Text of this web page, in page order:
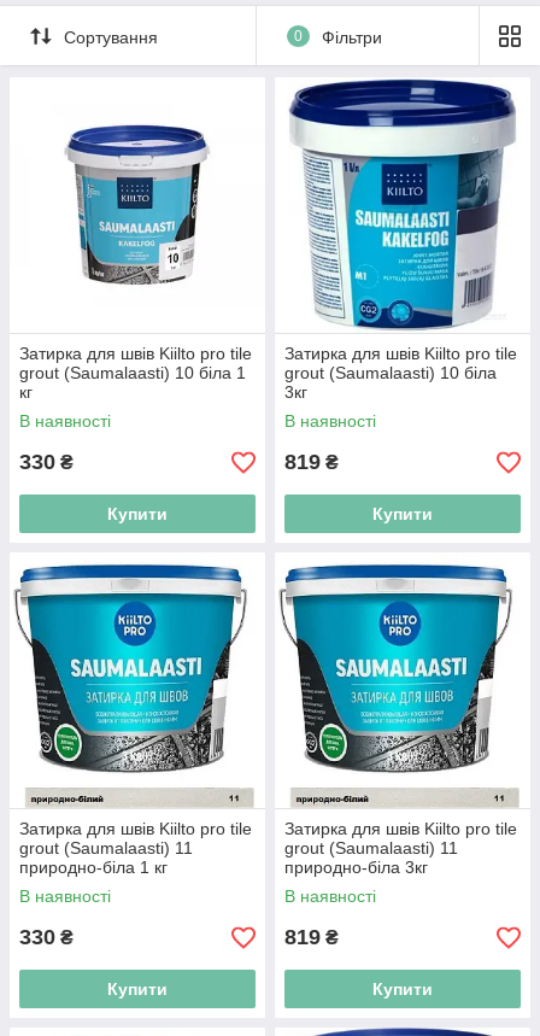
Сортування 0 Фільтри
Затирка для швів Kiilto pro tile
grout (Saumalaasti) 10 біла 1
кг
В наявності
330 ₴
Купити
Затирка для швів Kiilto pro tile
grout (Saumalaasti) 10 біла
3кг
В наявності
819 ₴
Купити
Затирка для швів Kiilto pro tile
grout (Saumalaasti) 11
природно-біла 1 кг
В наявності
330 ₴
Купити
Затирка для швів Kiilto pro tile
grout (Saumalaasti) 11
природно-біла 3кг
В наявності
819 ₴
Купити